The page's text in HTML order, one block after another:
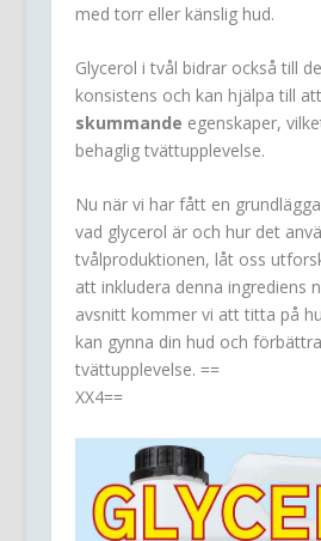
med torr eller känslig hud.
Glycerol i tvål bidrar också till
konsistens och kan hjälpa till
skummande egenskaper,
behaglig tvättupplevelse.
Nu när vi har fått en
vad glycerol är och hur det
tvålproduktionen, låt oss
att inkludera denna ingrediens
avsnitt kommer vi att titta på
kan gynna din hud och
tvättupplevelse. ==
XX4==